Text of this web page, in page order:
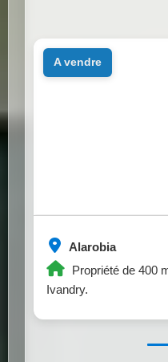
Alarobia
Propriété de 400
Ivandry.
a vendre